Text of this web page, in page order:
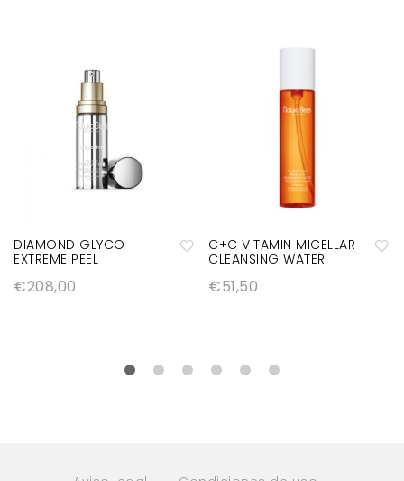
DIAMOND GLYCO
EXTREME PEEL
€208,00
C+C VITAMIN MICELLAR
CLEANSING WATER
€51,50